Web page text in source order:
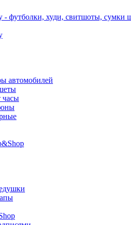
- футболки, худи, свитшоты, сумки
автомобилей
часы